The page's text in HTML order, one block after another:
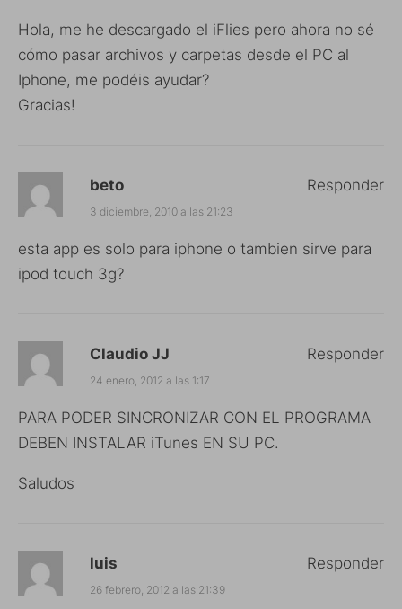
Hola, me he descargado el iFlies pero ahora no sé
cómo pasar archivos y carpetas desde el PC al
Iphone, me podéis ayudar?
Gracias!
beto
3 diciembre, 2010 a las 21:23
esta app es solo para iphone o tambien sirve para
ipod touch 3g?
Responder
Claudio JJ
24 enero, 2012 a las 1:17
PARA PODER SINCRONIZAR CON EL PROGRAMA
DEBEN INSTALAR iTunes EN SU PC.
Saludos
Responder
luis
26 febrero, 2012 a las 21:39
Responder